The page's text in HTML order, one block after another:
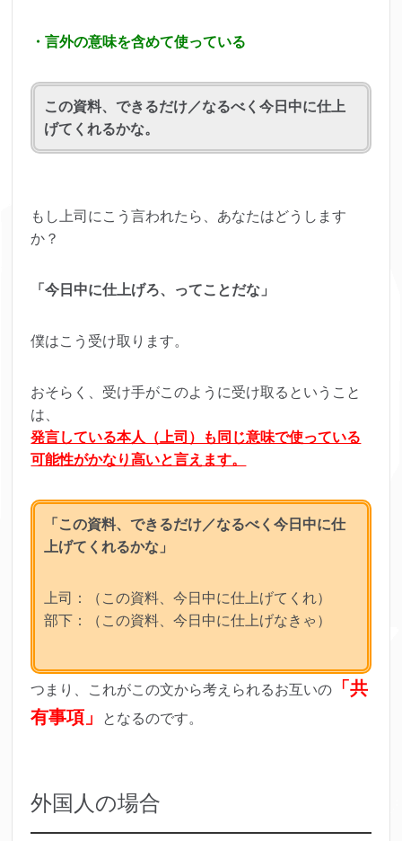
・言外の意味を含めて使っている
この資料、できるだけ／なるべく今日中に仕上
げてくれるかな。
もし上司にこう言われたら、あなたはどうします
か？
「今日中に仕上げろ、ってことだな」
僕はこう受け取ります。
おそらく、受け手がこのように受け取るということ
は、
発言している本人（上司）も同じ意味で使っている
可能性がかなり高いと言えます。
「この資料、できるだけ／なるべく今日中に仕
上げてくれるかな」
上司：（この資料、今日中に仕上げてくれ）
部下：（この資料、今日中に仕上げなきゃ）
つまり、これがこの文から考えられるお互いの
「共
有事項」
となるのです。
外国人の場合